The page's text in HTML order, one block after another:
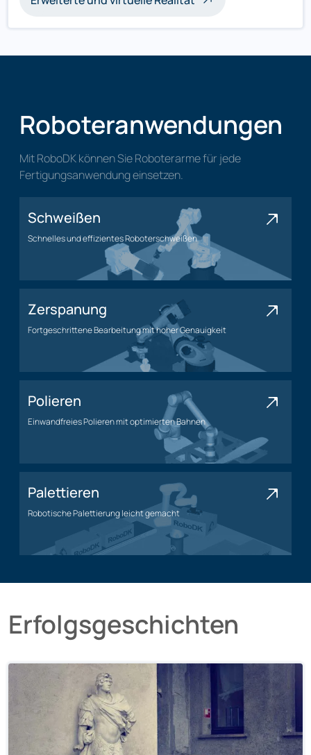
Roboteranwendungen
Mit RoboDK können Sie Roboterarme für jede
Fertigungsanwendung einsetzen.
Schweißen
Schnelles und effizientes Roboterschweißen
Schweißanwendung
Zerspanung
Fortgeschrittene Bearbeitung mit hoher Genauigkeit
Bearbeitungsanwendung
Polieren
Einwandfreies Polieren mit optimierten Bahnen
Palettieren
Robotische Palettierung leicht gemacht
Palettieranwendung
Erfolgsgeschichten